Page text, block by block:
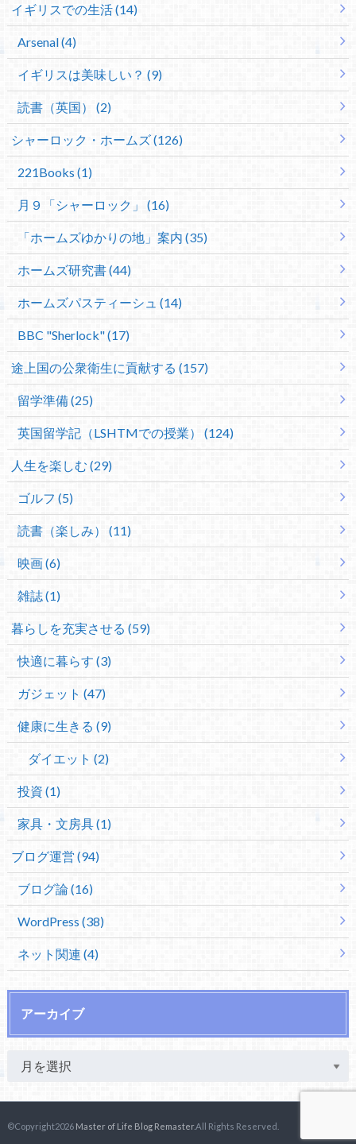
イギリスでの生活 (14)
Arsenal (4)
イギリスは美味しい？ (9)
読書（英国） (2)
シャーロック・ホームズ (126)
221Books (1)
月９「シャーロック」 (16)
「ホームズゆかりの地」案内 (35)
ホームズ研究書 (44)
ホームズパスティーシュ (14)
BBC "Sherlock" (17)
途上国の公衆衛生に貢献する (157)
留学準備 (25)
英国留学記（LSHTMでの授業） (124)
人生を楽しむ (29)
ゴルフ (5)
読書（楽しみ） (11)
映画 (6)
雑誌 (1)
暮らしを充実させる (59)
快適に暮らす (3)
ガジェット (47)
健康に生きる (9)
ダイエット (2)
投資 (1)
家具・文房具 (1)
ブログ運営 (94)
ブログ論 (16)
WordPress (38)
ネット関連 (4)
アーカイブ
©Copyright2026 Master of Life Blog Remaster.All Rights Reserved.